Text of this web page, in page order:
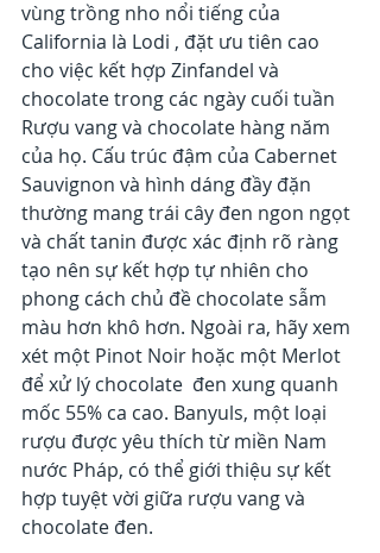
vùng trồng nho nổi tiếng của
California là Lodi , đặt ưu tiên cao
cho việc kết hợp Zinfandel và
chocolate trong các ngày cuối tuần
Rượu vang và chocolate hàng năm
của họ. Cấu trúc đậm của Cabernet
Sauvignon và hình dáng đầy đặn
thường mang trái cây đen ngon ngọt
và chất tanin được xác định rõ ràng
tạo nên sự kết hợp tự nhiên cho
phong cách chủ đề chocolate sẫm
màu hơn khô hơn. Ngoài ra, hãy xem
xét một Pinot Noir hoặc một Merlot
để xử lý chocolate  đen xung quanh
mốc 55% ca cao. Banyuls, một loại
rượu được yêu thích từ miền Nam
nước Pháp, có thể giới thiệu sự kết
hợp tuyệt vời giữa rượu vang và
chocolate đen.